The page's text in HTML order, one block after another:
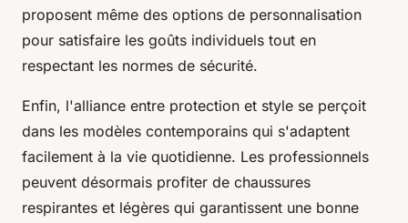
proposent même des options de personnalisation
pour satisfaire les goûts individuels tout en
respectant les normes de sécurité.
Enfin, l'alliance entre protection et style se perçoit
dans les modèles contemporains qui s'adaptent
facilement à la vie quotidienne. Les professionnels
peuvent désormais profiter de chaussures
respirantes et légères qui garantissent une bonne